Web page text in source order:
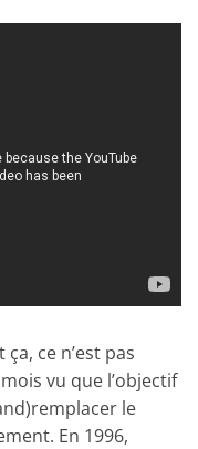
ce n’est pas
vu que l’objectif
le
En 1996,